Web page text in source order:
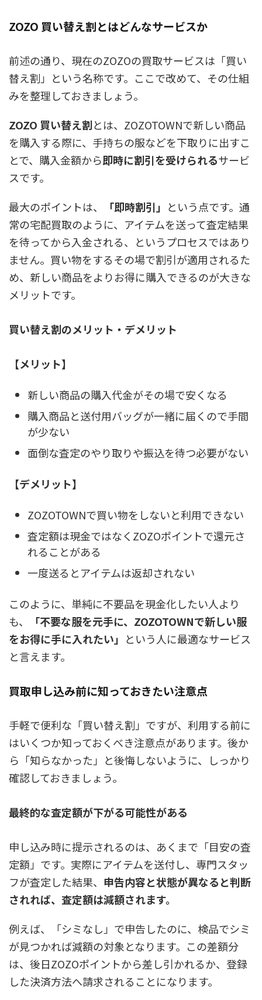
ZOZO 買い替え割とはどんなサービスか
前述の通り、現在のZOZOの買取サービスは「買い
替え割」という名称です。ここで改めて、その仕組
みを整理しておきましょう。
ZOZO 買い替え割とは、 ZOZOTOWNで新しい商品
を購入する際に、手持ちの服などを下取りに出すこ
とで、購入金額から即時に割引を受けられるサービ
スです。
最大のポイントは、
「即時割引」 という点です。通
常の宅配買取のように、アイテムを送って査定結果
を待ってから入金される、というプロセスではあり
ません。買い物をするその場で割引が適用されるた
め、新しい商品をよりお得に購入できるのが大きな
メリットです。
買い替え割のメリット・デメリット
【メリット】
新しい商品の購入代金がその場で安くなる
購入商品と送付用バッグが一緒に届くので手間
が少ない
面倒な査定のやり取りや振込を待つ必要がない
【デメリット】
ZOZOTOWNで買い物をしないと利用できない
査定額は現金ではなくZOZOポイントで還元さ
れることがある
一度送るとアイテムは返却されない
このように、単純に不要品を現金化したい人より
も、
「不要な服を元手に、ZOZOTOWNで新しい服
をお得に手に入れたい」 という人に最適なサービス
と言えます。
買取申し込み前に知っておきたい注意点
手軽で便利な「買い替え割」ですが、利用する前に
はいくつか知っておくべき注意点があります。後か
ら「知らなかった」と後悔しないように、しっかり
確認しておきましょう。
最終的な査定額が下がる可能性がある
申し込み時に提示されるのは、あくまで「目安の査
定額」です。実際にアイテムを送付し、専門スタッ
フが査定した結果、 申告内容と状態が異なると判断
されれば、査定額は減額されます。
例えば、「シミなし」で申告したのに、検品でシミ
が見つかれば減額の対象となります。この差額分
は、後日ZOZOポイントから差し引かれるか、登録
した決済方法へ請求されることになります。